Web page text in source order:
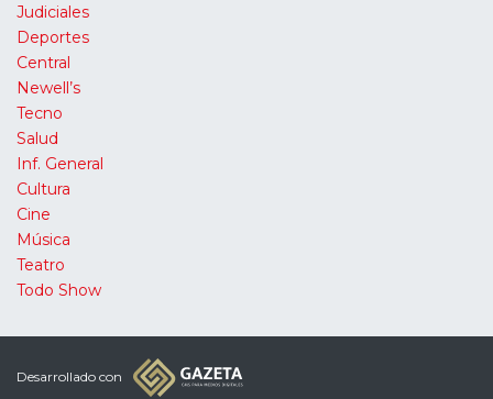
Judiciales
Deportes
Central
Newell’s
Tecno
Salud
Inf. General
Cultura
Cine
Música
Teatro
Todo Show
Desarrollado con